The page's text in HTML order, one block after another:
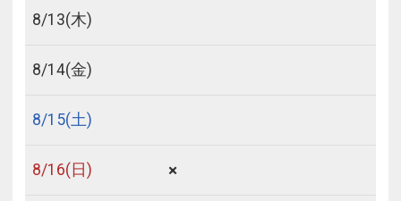
8/13(木)
8/14(金)
8/15(土)
8/16(日) ×